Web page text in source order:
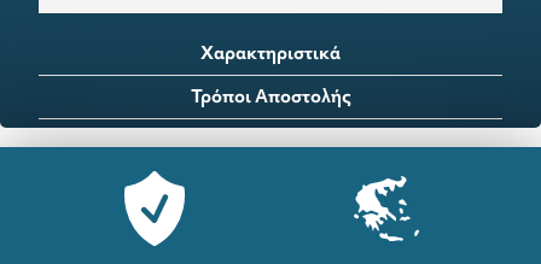
Χαρακτηριστικά
Τρόποι Αποστολής